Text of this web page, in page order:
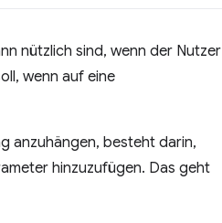
nützlich sind, wenn der Nutzer
wenn auf eine
anzuhängen, besteht darin,
hinzuzufügen. Das geht